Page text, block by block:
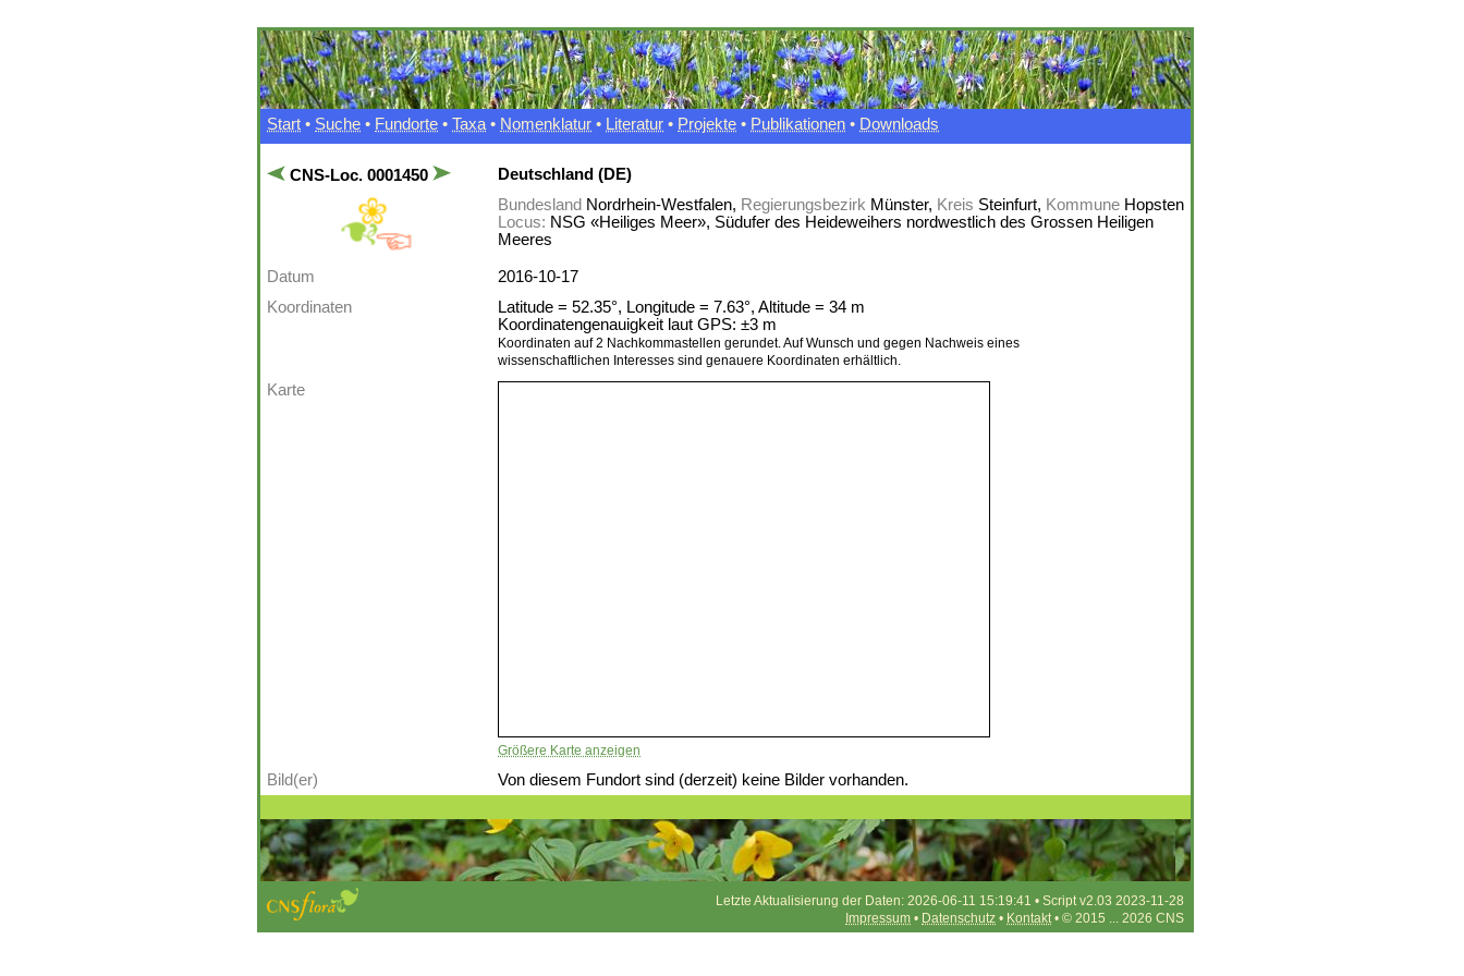
Start • Suche • Fundorte • Taxa • Nomenklatur • Literatur • Projekte • Publikationen • Downloads
CNS-Loc. 0001450
Deutschland (DE)
Bundesland Nordrhein-Westfalen, Regierungsbezirk Münster, Kreis Steinfurt, Kommune Hopsten
Locus: NSG «Heiliges Meer», Südufer des Heideweihers nordwestlich des Grossen Heiligen
Meeres
Datum
2016-10-17
Koordinaten
Latitude = 52.35°, Longitude = 7.63°, Altitude = 34 m
Koordinatengenauigkeit laut GPS: ±3 m
Koordinaten auf 2 Nachkommastellen gerundet. Auf Wunsch und gegen Nachweis eines
wissenschaftlichen Interesses sind genauere Koordinaten erhältlich.
Karte
Größere Karte anzeigen
Bild(er) Von diesem Fundort sind (derzeit) keine Bilder vorhanden.
Letzte Aktualisierung der Daten: 2026-06-11 15:19:41 • Script v2.03 2023-11-28
Impressum • Datenschutz • Kontakt• © 2015 ... 2026 CNS